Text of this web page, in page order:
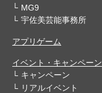
MG9
宇佐美芸能事務所
アプリゲーム
イベント・キャンペーン
キャンペーン
リアルイベント